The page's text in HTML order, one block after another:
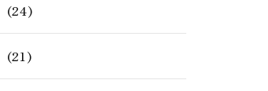
(24)
(21)